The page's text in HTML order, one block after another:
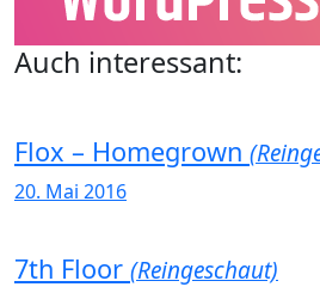
Auch interessant:
Flox – Homegrown
20. Mai 2016
7th Floor (Reingeschaut)